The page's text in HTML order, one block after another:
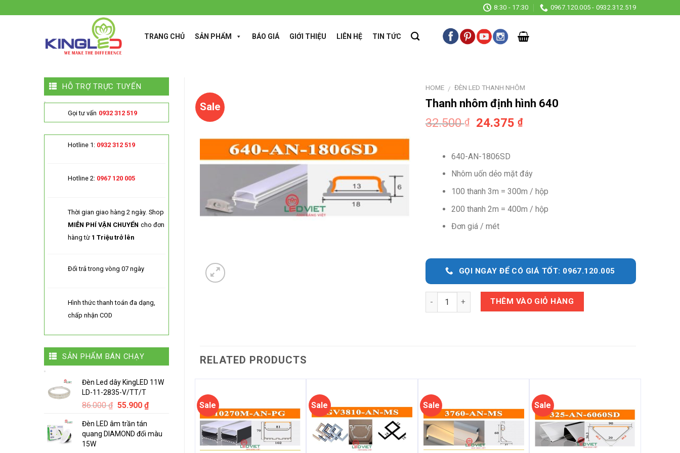
to
8:30 - 17:30 0967.120.005 - 0932.312.519
TRANG CHỦ SẢN PHẨM BÁO GIÁ GIỚI THIỆU LIÊN HỆ TIN TỨC
Sale
HOME / ĐÈN LED THANH NHÔM
Thanh nhôm định hình 640
32.500₫
Original
32.500 ₫.
24.375 ₫Current
640-AN-1806SD
Nhôm uốn dẻo mặt đáy
100 thanh 3m = 300m / hộp
200 thanh 2m = 400m / hộp
Đơn giá / mét
GỌI NGAY ĐỂ CÓ GIÁ TỐT: 0967.120.005
Quantity THÊM VÀO GIỎ HÀNG
RELATED PRODUCTS
Sale Sale Sale Sale
HỖ TRỢ TRỰC TUYẾN
Gọi tư vấn 0932 312 519
Hotline 1: 0932 312 519
Hotline 2: 0967 120 005
Thời gian giao hàng 2 ngày. Shop
MIỄN PHÍ VẬN CHUYỂN cho đơn
hàng từ 1 Triệu trở lên
Đổi trả trong vòng 07 ngày
Hình thức thanh toán đa dạng,
chấp nhận COD
SẢN PHẨM BÁN CHẠY
Đèn Led dây KingLED 11W
LD-11-2835-V/TT/T
86.000₫ Original
was:
86.000 ₫.
55.900 ₫Current
55.900 ₫.
Đèn LED âm trần tán
quang DIAMOND đổi màu
15W